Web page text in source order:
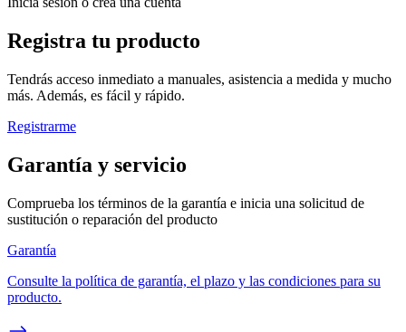
Registra tu producto
Tendrás acceso inmediato a manuales, asistencia a medida y mucho
más. Además, es fácil y rápido.
Registrarme
Garantía y servicio
Comprueba los términos de la garantía e inicia una solicitud de
sustitución o reparación del producto
Garantía
Consulte la política de garantía, el plazo y las condiciones para su
producto.